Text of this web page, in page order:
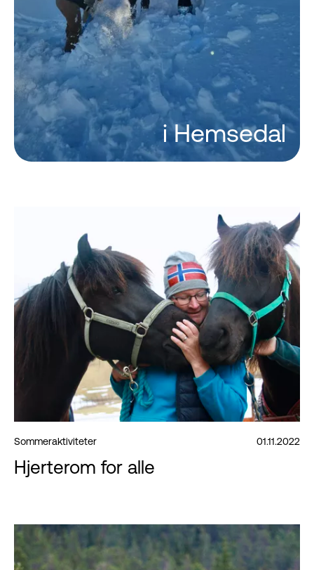
i Hemsedal
Sommeraktiviteter 01.11.2022
Hjerterom for alle